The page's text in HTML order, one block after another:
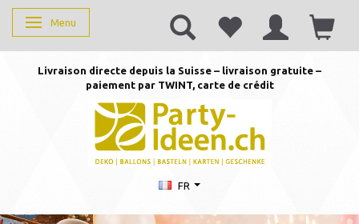
Basculer la navigation
Menu
Livraison directe depuis la Suisse – livraison gratuite –
paiement par TWINT, carte de crédit
FR